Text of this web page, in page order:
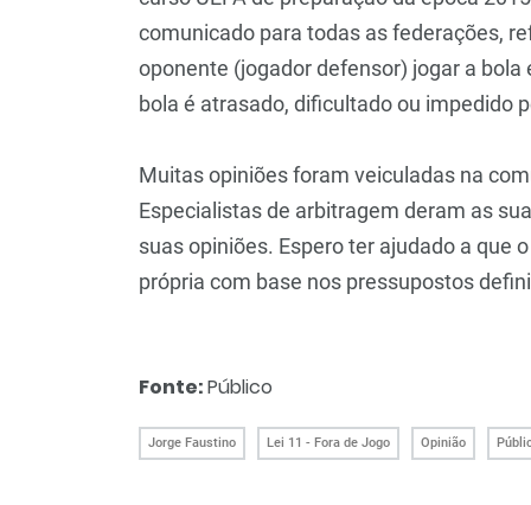
comunicado para todas as federações,
oponente (jogador defensor) jogar a
bola é atrasado, dificultado ou impedido
Muitas opiniões foram veiculadas na
Especialistas de arbitragem deram as
suas opiniões. Espero ter ajudado a que
própria com base nos pressupostos
Fonte:Público
Jorge Faustino Lei 11 - Fora de Jogo Opinião